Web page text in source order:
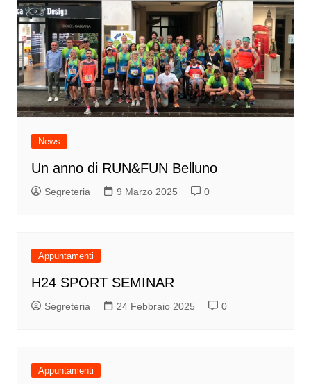
News
Un anno di RUN&FUN Belluno
Segreteria 9 Marzo 2025 0
Appuntamenti
H24 SPORT SEMINAR
Segreteria 24 Febbraio 2025 0
Appuntamenti